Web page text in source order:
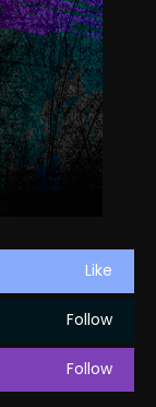
Like
Follow
Follow